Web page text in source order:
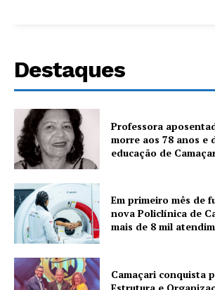
Destaques
Professora
morre aos 78 anos e
educação de
Em primeiro mês de
nova Policlínica de
mais de 8 mil
Camaçari conquista